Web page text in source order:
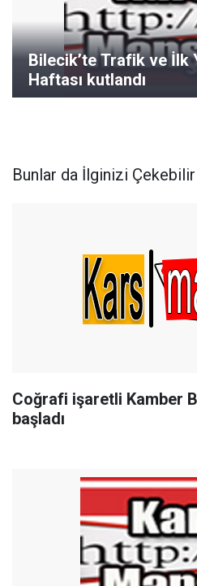
Bilecik’te Trafik ve İlk
Haftası kutlandı
Bunlar da İlginizi Çekebilir
Coğrafi işaretli Kamber
başladı